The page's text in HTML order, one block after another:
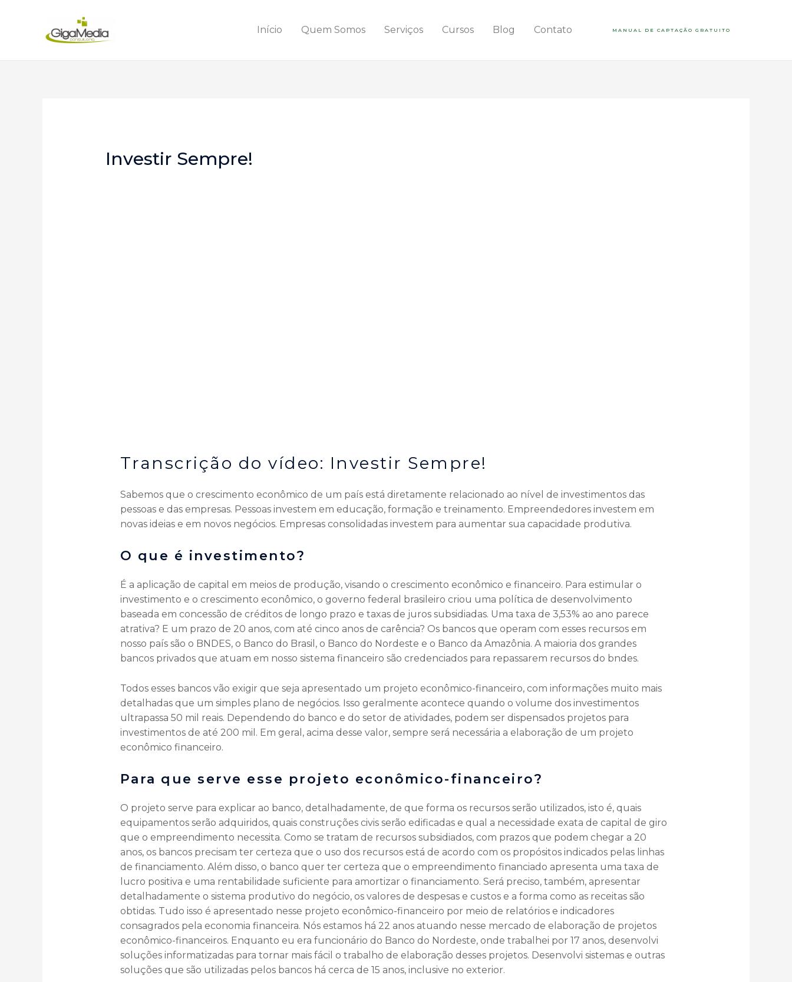
Início Quem Somos Serviços Cursos Blog Contato MANUAL DE CAPTAÇÃO GRATUITO
Investir Sempre!
Transcrição do vídeo: Investir Sempre!
Sabemos que o crescimento econômico de um país está diretamente relacionado ao nível de investimentos das
pessoas e das empresas. Pessoas investem em educação, formação e treinamento. Empreendedores investem em
novas ideias e em novos negócios. Empresas consolidadas investem para aumentar sua capacidade produtiva.
O que é investimento?
É a aplicação de capital em meios de produção, visando o crescimento econômico e financeiro. Para estimular o
investimento e o crescimento econômico, o governo federal brasileiro criou uma política de desenvolvimento
baseada em concessão de créditos de longo prazo e taxas de juros subsidiadas. Uma taxa de 3,53% ao ano parece
atrativa? E um prazo de 20 anos, com até cinco anos de carência? Os bancos que operam com esses recursos em
nosso país são o BNDES, o Banco do Brasil, o Banco do Nordeste e o Banco da Amazônia. A maioria dos grandes
bancos privados que atuam em nosso sistema financeiro são credenciados para repassarem recursos do bndes.
Todos esses bancos vão exigir que seja apresentado um projeto econômico-financeiro, com informações muito mais
detalhadas que um simples plano de negócios. Isso geralmente acontece quando o volume dos investimentos
ultrapassa 50 mil reais. Dependendo do banco e do setor de atividades, podem ser dispensados projetos para
investimentos de até 200 mil. Em geral, acima desse valor, sempre será necessária a elaboração de um projeto
econômico financeiro.
Para que serve esse projeto econômico-financeiro?
O projeto serve para explicar ao banco, detalhadamente, de que forma os recursos serão utilizados, isto é, quais
equipamentos serão adquiridos, quais construções civis serão edificadas e qual a necessidade exata de capital de giro
que o empreendimento necessita. Como se tratam de recursos subsidiados, com prazos que podem chegar a 20
anos, os bancos precisam ter certeza que o uso dos recursos está de acordo com os propósitos indicados pelas linhas
de financiamento. Além disso, o banco quer ter certeza que o empreendimento financiado apresenta uma taxa de
lucro positiva e uma rentabilidade suficiente para amortizar o financiamento. Será preciso, também, apresentar
detalhadamente o sistema produtivo do negócio, os valores de despesas e custos e a forma como as receitas são
obtidas. Tudo isso é apresentado nesse projeto econômico-financeiro por meio de relatórios e indicadores
consagrados pela economia financeira. Nós estamos há 22 anos atuando nesse mercado de elaboração de projetos
econômico-financeiros. Enquanto eu era funcionário do Banco do Nordeste, onde trabalhei por 17 anos, desenvolvi
soluções informatizadas para tornar mais fácil o trabalho de elaboração desses projetos. Desenvolvi sistemas e outras
soluções que são utilizadas pelos bancos há cerca de 15 anos, inclusive no exterior.